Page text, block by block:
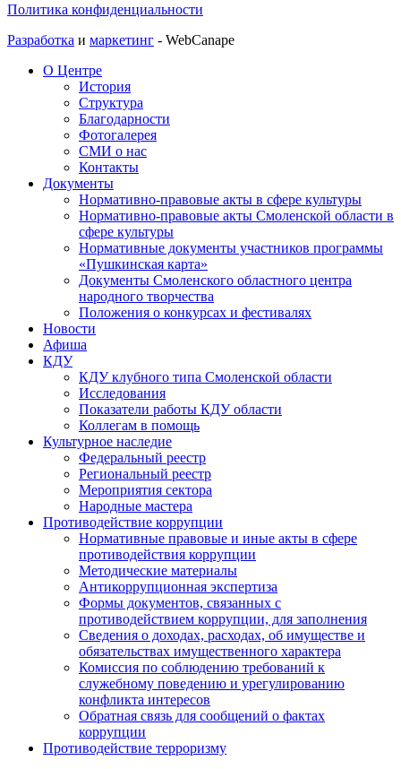
Политика конфиденциальности
Разработка и маркетинг - WebCanape
О Центре
История
Структура
Благодарности
Фотогалерея
СМИ о нас
Контакты
Документы
Нормативно-правовые акты в сфере культуры
Нормативно-правовые акты Смоленской области в
сфере культуры
Нормативные документы участников программы
«Пушкинская карта»
Документы Смоленского областного центра
народного творчества
Положения о конкурсах и фестивалях
Новости
Афиша
КДУ
КДУ клубного типа Смоленской области
Исследования
Показатели работы КДУ области
Коллегам в помощь
Культурное наследие
Федеральный реестр
Региональный реестр
Мероприятия сектора
Народные мастера
Противодействие коррупции
Нормативные правовые и иные акты в сфере
противодействия коррупции
Методические материалы
Антикоррупционная экспертиза
Формы документов, связанных с
противодействием коррупции, для заполнения
Сведения о доходах, расходах, об имуществе и
обязательствах имущественного характера
Комиссия по соблюдению требований к
служебному поведению и урегулированию
конфликта интересов
Обратная связь для сообщений о фактах
коррупции
Противодействие терроризму